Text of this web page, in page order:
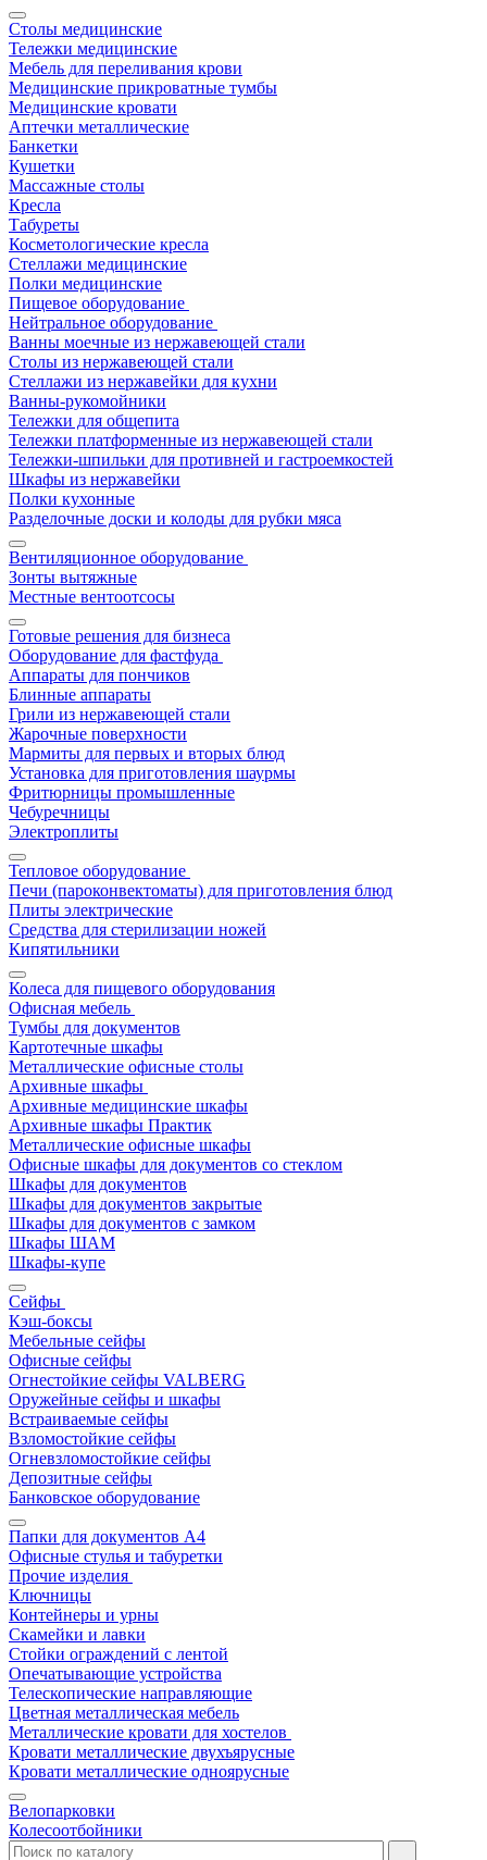
Столы медицинские
Тележки медицинские
Мебель для переливания крови
Медицинские прикроватные тумбы
Медицинские кровати
Аптечки металлические
Банкетки
Кушетки
Массажные столы
Кресла
Табуреты
Косметологические кресла
Стеллажи медицинские
Полки медицинские
Пищевое оборудование
Нейтральное оборудование
Ванны моечные из нержавеющей стали
Столы из нержавеющей стали
Стеллажи из нержавейки для кухни
Ванны-рукомойники
Тележки для общепита
Тележки платформенные из нержавеющей стали
Тележки-шпильки для противней и гастроемкостей
Шкафы из нержавейки
Полки кухонные
Разделочные доски и колоды для рубки мяса
Вентиляционное оборудование
Зонты вытяжные
Местные вентоотсосы
Готовые решения для бизнеса
Оборудование для фастфуда
Аппараты для пончиков
Блинные аппараты
Грили из нержавеющей стали
Жарочные поверхности
Мармиты для первых и вторых блюд
Установка для приготовления шаурмы
Фритюрницы промышленные
Чебуречницы
Электроплиты
Тепловое оборудование
Печи (пароконвектоматы) для приготовления блюд
Плиты электрические
Средства для стерилизации ножей
Кипятильники
Колеса для пищевого оборудования
Офисная мебель
Тумбы для документов
Картотечные шкафы
Металлические офисные столы
Архивные шкафы
Архивные медицинские шкафы
Архивные шкафы Практик
Металлические офисные шкафы
Офисные шкафы для документов со стеклом
Шкафы для документов
Шкафы для документов закрытые
Шкафы для документов с замком
Шкафы ШАМ
Шкафы-купе
Сейфы
Кэш-боксы
Мебельные сейфы
Офисные сейфы
Огнестойкие сейфы VALBERG
Оружейные сейфы и шкафы
Встраиваемые сейфы
Взломостойкие сейфы
Огневзломостойкие сейфы
Депозитные сейфы
Банковское оборудование
Папки для документов A4
Офисные стулья и табуретки
Прочие изделия
Ключницы
Контейнеры и урны
Скамейки и лавки
Стойки ограждений с лентой
Опечатывающие устройства
Телескопические направляющие
Цветная металлическая мебель
Металлические кровати для хостелов
Кровати металлические двухъярусные
Кровати металлические одноярусные
Велопарковки
Колесоотбойники